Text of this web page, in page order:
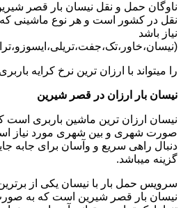
ناوگان حمل و نقل نیسان بار قصر
نقل در کشور است و هر نوع ماشینی
نیاز باشد
را میتواند با ارزان ترین نرخ کرایه
نیسان بار ارزان در قصر شیرین
نیسان ارزان ترین ماشین باربری است
صورت شهری و بین شهری مورد نیاز
دنبال راهی سریع و وآسان برای جابه
گزینه میباشد.
سرویس حمل بار با نیسان یکی از
نیسان بار قصر شیرین است که به